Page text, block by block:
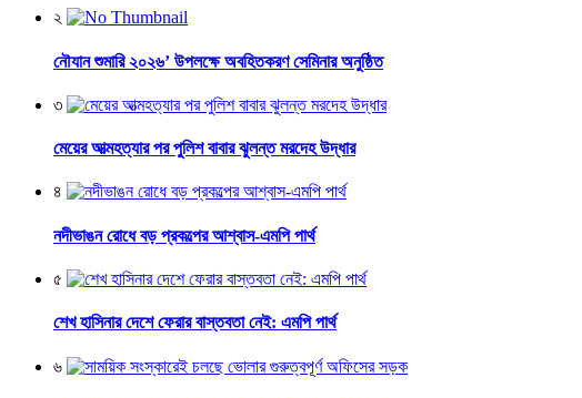
২
নৌযান শুমারি ২০২৬’ উপলক্ষে অবহিতকরণ সেমিনার অনুষ্ঠিত
৩
মেয়ের আত্মহত্যার পর পুলিশ বাবার ঝুলন্ত মরদেহ উদ্ধার
৪
নদীভাঙন রোধে বড় প্রকল্পের আশ্বাস-এমপি পার্থ
৫
শেখ হাসিনার দেশে ফেরার বাস্তবতা নেই: এমপি পার্থ
৬